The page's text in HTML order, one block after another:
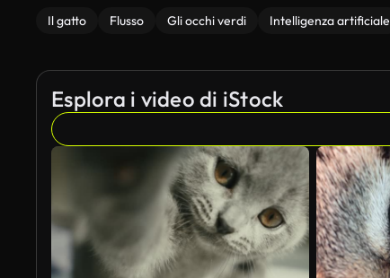
Il gatto Flusso Gli occhi verdi Intelligenza artificiale
Esplora i video di iStock